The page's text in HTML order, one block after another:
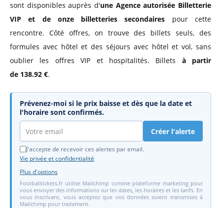
sont disponibles auprès d'une Agence autorisée Billetterie
VIP et de onze billetteries secondaires pour cette
rencontre. Côté offres, on trouve des billets seuls, des
formules avec hôtel et des séjours avec hôtel et vol, sans
oublier les offres VIP et hospitalités. Billets à partir
de 138.92 €.
Prévenez-moi si le prix baisse et dès que la date et
l'horaire sont confirmés.
Créer l'alerte
J'accepte de recevoir ces alertes par email.
Vie privée et confidentialité
Plus d'options
Footballtickets.fr utilise Mailchimp comme plateforme marketing pour
vous envoyer des informations sur les dates, les horaires et les tarifs. En
vous inscrivant, vous acceptez que vos données soient transmises à
Mailchimp pour traitement.